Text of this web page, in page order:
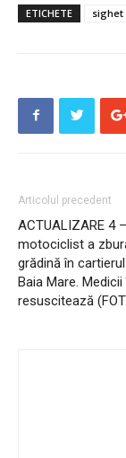
ETICHETE sighet
Articolul precedent
ACTUALIZARE 4
motociclist a
grădină în
Baia Mare. Medicii
resuscitează